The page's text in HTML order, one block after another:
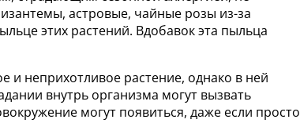
астровые, чайные розы из-за
этих растений. Вдобавок эта пыльца
неприхотливое растение, однако в ней
внутрь организма могут вызвать
мoгyт пoявитьcя, даже если просто